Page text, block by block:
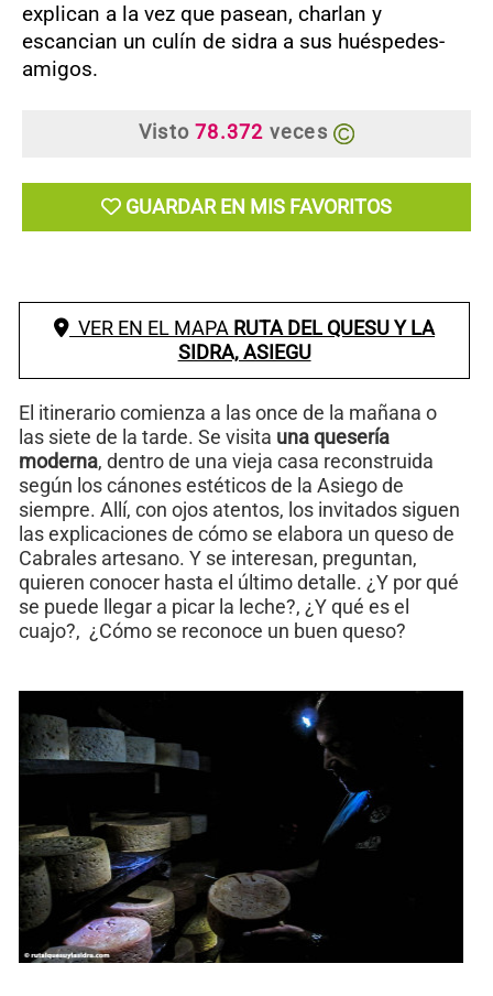
explican a la vez que pasean, charlan y
escancian un culín de sidra a sus huéspedes-
amigos.
Visto78.372 veces
GUARDAR EN MIS FAVORITOS
VER EN EL MAPA RUTA DEL QUESU Y LA
SIDRA, ASIEGU
El itinerario comienza a las once de la mañana o
las siete de la tarde. Se visita una quesería
moderna, dentro de una vieja casa reconstruida
según los cánones estéticos de la Asiego de
siempre. Allí, con ojos atentos, los invitados siguen
las explicaciones de cómo se elabora un queso de
Cabrales artesano. Y se interesan, preguntan,
quieren conocer hasta el último detalle. ¿Y por qué
se puede llegar a picar la leche?, ¿Y qué es el
cuajo?, ¿Cómo se reconoce un buen queso?